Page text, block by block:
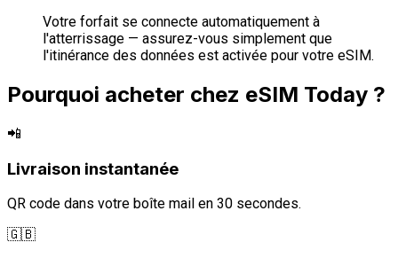
Votre forfait se connecte automatiquement à
l'atterrissage — assurez-vous simplement que
l'itinérance des données est activée pour votre eSIM.
Pourquoi acheter chez eSIM Today ?
📲
Livraison instantanée
QR code dans votre boîte mail en 30 secondes.
🇬🇧